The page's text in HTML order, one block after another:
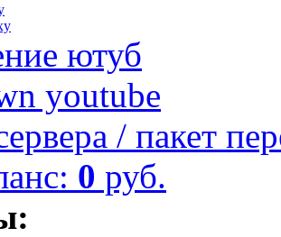
ютуб
youtube
/ пакет
0 руб.